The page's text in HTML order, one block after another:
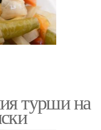
турши на